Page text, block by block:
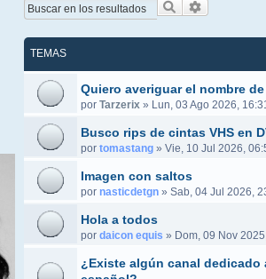
Buscar
TEMAS
Quiero averiguar el nombre
por Tarzerix» Lun, 03 Ago 2026,
Busco rips de cintas VHS en
por tomastang» Vie, 10 Jul 2026,
Imagen con saltos
por nasticdetgn» Sab, 04 Jul 2026,
Hola a todos
por daicon equis » Dom, 09 Nov
¿Existe algún canal